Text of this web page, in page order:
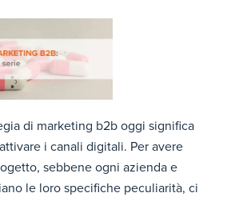
di marketing b2b oggi significa
i canali digitali. Per avere
sebbene ogni azienda e
le loro specifiche peculiarità, ci